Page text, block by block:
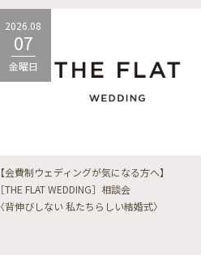
2026.08
07
金曜日
【会費制ウェディングが気になる方へ】
［THE FLAT WEDDING］相談会
〈背伸びしない 私たちらしい結婚式〉